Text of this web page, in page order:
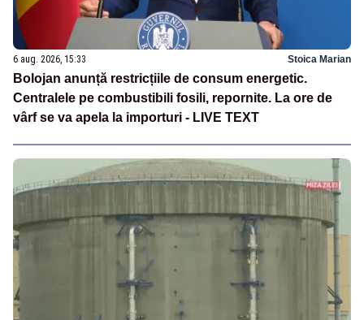
6 aug. 2026, 15:33 Stoica Marian
Bolojan anunță restricțiile de consum energetic.
Centralele pe combustibili fosili, repornite. La ore de
vârf se va apela la importuri - LIVE TEXT